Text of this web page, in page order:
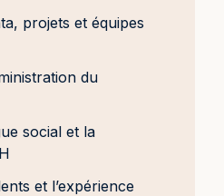
projets et équipes
du
social et la
et l’expérience